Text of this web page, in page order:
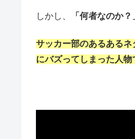
しかし、 「何者なのか
サッカー部のあるある
にバズってしまった人物